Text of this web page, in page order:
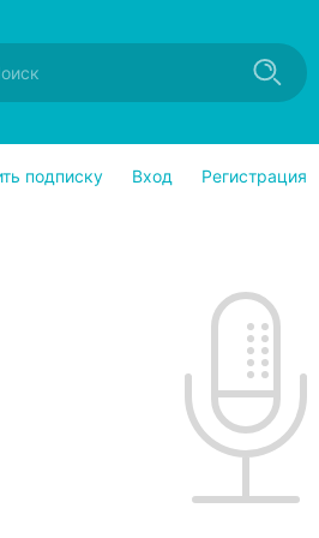
подписку Вход Регистрация